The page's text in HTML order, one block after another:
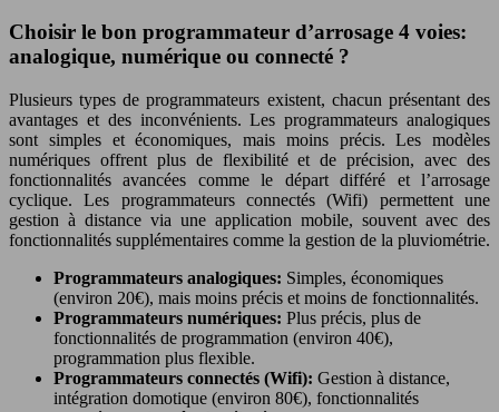
Choisir le bon programmateur d’arrosage 4 voies:
analogique, numérique ou connecté ?
Plusieurs types de programmateurs existent, chacun présentant des
avantages et des inconvénients. Les programmateurs analogiques
sont simples et économiques, mais moins précis. Les modèles
numériques offrent plus de flexibilité et de précision, avec des
fonctionnalités avancées comme le départ différé et l’arrosage
cyclique. Les programmateurs connectés (Wifi) permettent une
gestion à distance via une application mobile, souvent avec des
fonctionnalités supplémentaires comme la gestion de la pluviométrie.
Programmateurs analogiques: Simples, économiques
(environ 20€), mais moins précis et moins de fonctionnalités.
Programmateurs numériques: Plus précis, plus de
fonctionnalités de programmation (environ 40€),
programmation plus flexible.
Programmateurs connectés (Wifi): Gestion à distance,
intégration domotique (environ 80€), fonctionnalités